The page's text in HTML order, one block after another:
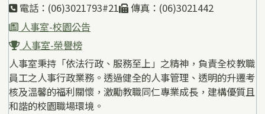
電話：(06)3021793#21
傳真：(06)3021442
人事室-校園公告
人事室-榮譽榜
人事室秉持「依法行政、服務至上」之精神，負責全校教職
員工之人事行政業務。透過健全的人事管理、透明的升遷考
核及溫馨的福利關懷，激勵教職同仁專業成長，建構優質且
和諧的校園職場環境。